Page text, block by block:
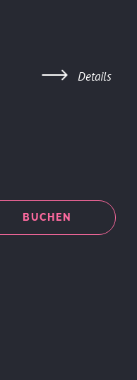
BUCHEN
Details